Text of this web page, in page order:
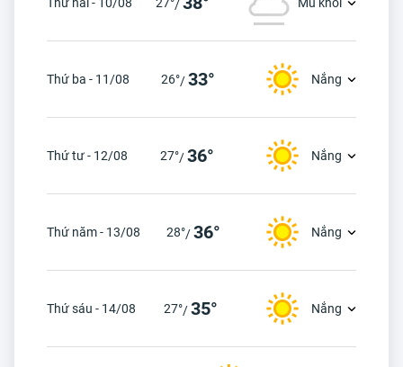
/
Thứ ba - 11/08 26°/33° Nắng
Thứ tư - 12/08 27°/36° Nắng
Thứ năm - 13/08 28°/36° Nắng
Thứ sáu - 14/08 27°/35° Nắng